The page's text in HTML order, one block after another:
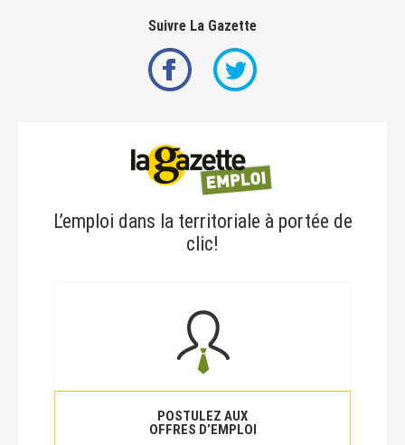
Suivre La Gazette
L’emploi dans la territoriale à portée de
clic!
POSTULEZ AUX
OFFRES D’EMPLOI